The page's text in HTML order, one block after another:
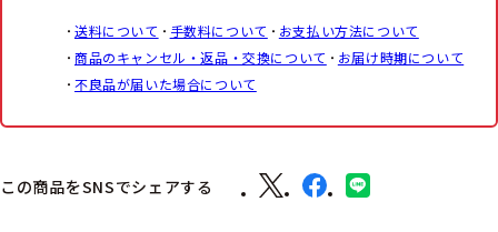
送料について 手数料について
お支払い方法について
商品のキャンセル・返品・交換について
お届け時期について
不良品が届いた場合について
この商品をSNSでシェアする